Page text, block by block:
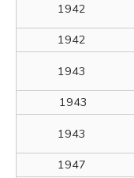
1942
1942
1943
1943
1943
1947